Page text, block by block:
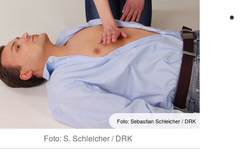
Foto: Sebastian Schleicher / DRK
Foto: S. Schleicher / DRK